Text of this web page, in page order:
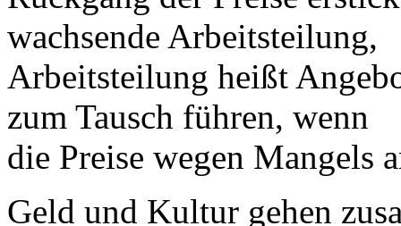
wachsende Arbeitsteilung,
Arbeitsteilung heißt
zum Tausch führen, wenn
die Preise wegen Mangels
Geld und Kultur gehen